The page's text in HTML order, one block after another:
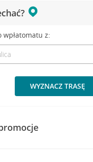
wpłatomatu z:
WYZNACZ TRASĘ